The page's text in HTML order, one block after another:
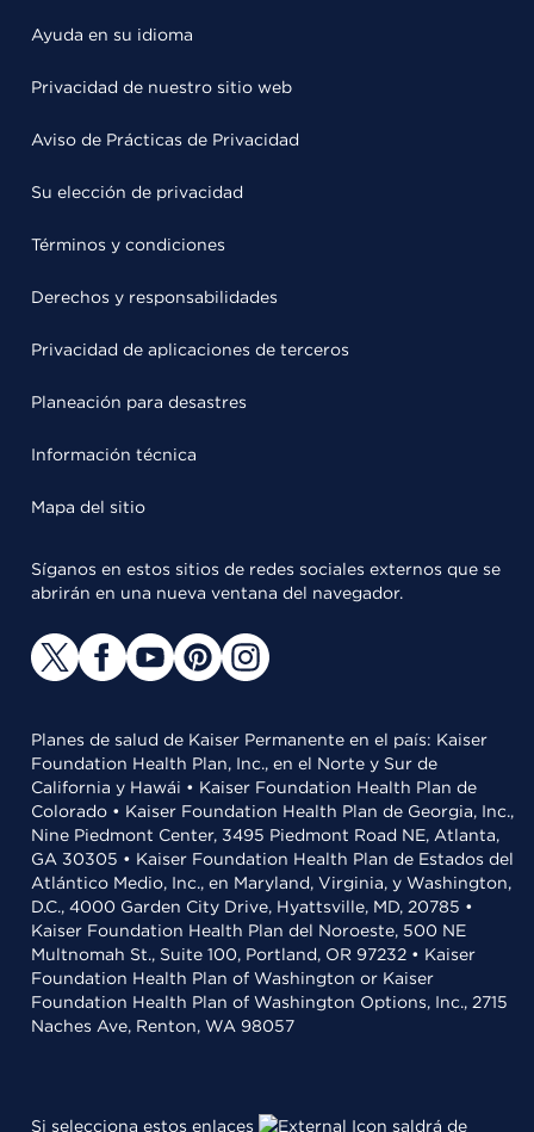
Ayuda en su idioma
Privacidad de nuestro sitio web
Aviso de Prácticas de Privacidad
Su elección de privacidad
Términos y condiciones
Derechos y responsabilidades
Privacidad de aplicaciones de terceros
Planeación para desastres
Información técnica
Mapa del sitio
Síganos en estos sitios de redes sociales externos que se
abrirán en una nueva ventana del navegador.
Planes de salud de Kaiser Permanente en el país: Kaiser
Foundation Health Plan, Inc., en el Norte y Sur de
California y Hawái • Kaiser Foundation Health Plan de
Colorado • Kaiser Foundation Health Plan de Georgia, Inc.,
Nine Piedmont Center, 3495 Piedmont Road NE, Atlanta,
GA 30305 • Kaiser Foundation Health Plan de Estados del
Atlántico Medio, Inc., en Maryland, Virginia, y Washington,
D.C., 4000 Garden City Drive, Hyattsville, MD, 20785 •
Kaiser Foundation Health Plan del Noroeste, 500 NE
Multnomah St., Suite 100, Portland, OR 97232 • Kaiser
Foundation Health Plan of Washington or Kaiser
Foundation Health Plan of Washington Options, Inc., 2715
Naches Ave, Renton, WA 98057
Si selecciona estos enlaces saldrá de